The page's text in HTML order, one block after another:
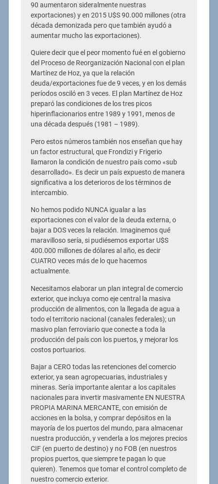
90 aumentaron sideralmente nuestras
exportaciones) y en 2015 U$S 90.000 millones (otra
década demonizada pero que también ayudó a
aumentar mucho las exportaciones).
Quiere decir que el peor momento fué en el gobierno
del Proceso de Reorganización Nacional con el plan
Martínez de Hoz, ya que la relación
deuda/exportaciones fue de 9 veces, y en los demás
períodos osciló en 3 veces. El plan Martínez de Hoz
preparó las condiciones de los tres picos
hiperinflacionarios entre 1989 y 1991, menos de
una década después (1981 – 1989).
Pero estos números también nos enseñan que hay
un factor estructural, que Frondizi y Frigerio
llamaron la condición de nuestro país como «sub
desarrollado». Es decir un país expuesto de manera
significativa a los deterioros de los términos de
intercambio.
No hemos podido NUNCA igualar a las
exportaciones con el valor de la deuda externa, o
bajar a DOS veces la relación. Imaginemos qué
maravilloso sería, si pudiésemos exportar U$S
400.000 millones de dólares al año, es decir
CUATRO veces más de lo que hacemos
actualmente.
Necesitamos elaborar un plan integral de comercio
exterior, que incluya como eje central la masiva
producción de alimentos, con la llegada de agua a
todo el territorio nacional (canales federales); un
masivo plan ferroviario que conecte a toda la
producción del país con los puertos, y mejorar los
costos portuarios.
Bajar a CERO todas las retenciones del comercio
exterior, ya sean agropecuarias, industriales y
mineras. Sería importante alentar a los capitales
nacionales para invertir masivamente EN NUESTRA
PROPIA MARINA MERCANTE, con emisión de
acciones en la bolsa, y comprar depósitos en la
mayoría de los puertos del mundo, para almacenar
nuestra producción, y venderla a los mejores precios
CIF (en puerto de destino) y no FOB (en nuestros
propios puertos, que siempre te pagan lo que
quieren). Tenemos que tomar el control completo de
nuestro comercio exterior.